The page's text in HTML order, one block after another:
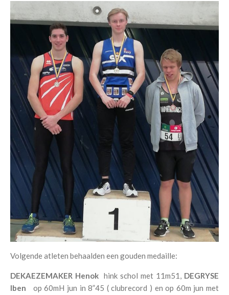
Volgende atleten behaalden een gouden medaille:
DEKAEZEMAKER Henok hink schol met 11m51, DEGRYSE
Iben op 60mH jun in 8”45 ( clubrecord ) en op 60m jun met